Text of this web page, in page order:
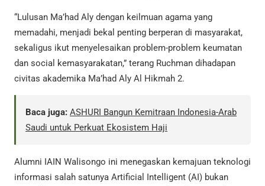
“Lulusan Ma’had Aly dengan keilmuan agama yang
memadahi, menjadi bekal penting berperan di masyarakat,
sekaligus ikut menyelesaikan problem-problem keumatan
dan social kemasyarakatan,” terang Ruchman dihadapan
civitas akademika Ma’had Aly Al Hikmah 2.
Baca juga: ASHURI Bangun Kemitraan Indonesia-Arab
Saudi untuk Perkuat Ekosistem Haji
Alumni IAIN Walisongo ini menegaskan kemajuan teknologi
informasi salah satunya Artificial Intelligent (AI) bukan